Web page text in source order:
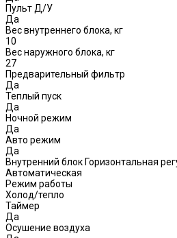
Пульт Д/У
Да
Вес внутреннего блока, кг
10
Вес наружного блока, кг
27
Предварительный фильтр
Да
Теплый пуск
Да
Ночной режим
Да
Авто режим
Да
Внутренний блок Горизонтальная
Автоматическая
Режим работы
Холод/тепло
Таймер
Да
Осушение воздуха